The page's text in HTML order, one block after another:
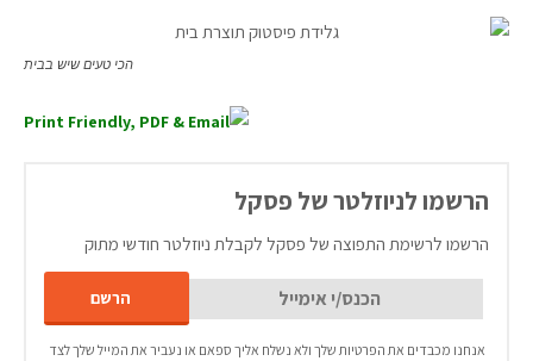
הכי טעים שיש בבית
הרשמו לניוזלטר של פסקל
הרשמו לרשימת התפוצה של פסקל לקבלת ניוזלטר חודשי מתוק
אנחנו מכבדים את הפרטיות שלך ולא נשלח אליך ספאם או נעביר את המייל שלך לצד